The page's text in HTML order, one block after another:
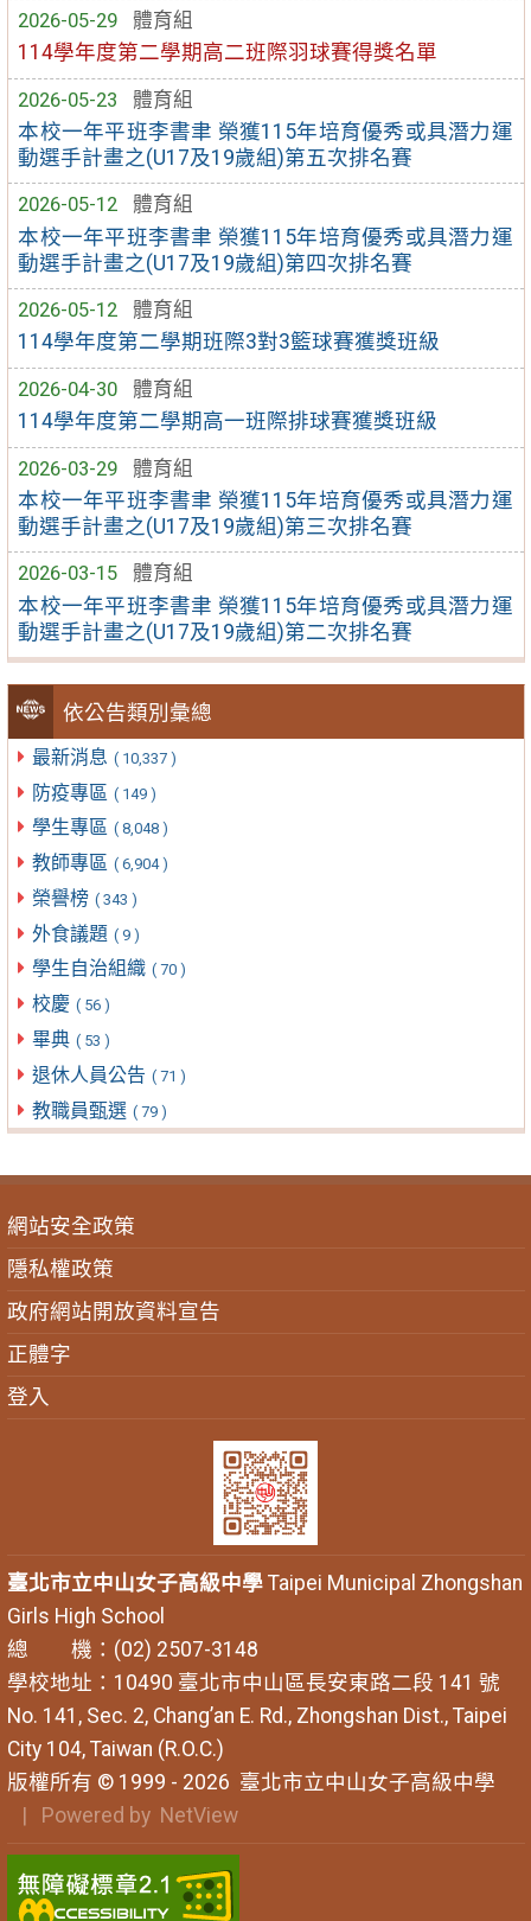
2026-05-29
體育組
114學年度第二學期高二班際羽球賽得獎名單
2026-05-23
體育組
本校一年平班李書聿 榮獲115年培育優秀或具潛力運
動選手計畫之(U17及19歲組)第五次排名賽
2026-05-12
體育組
本校一年平班李書聿 榮獲115年培育優秀或具潛力運
動選手計畫之(U17及19歲組)第四次排名賽
2026-05-12
體育組
114學年度第二學期班際3對3籃球賽獲獎班級
2026-04-30
體育組
114學年度第二學期高一班際排球賽獲獎班級
2026-03-29
體育組
本校一年平班李書聿 榮獲115年培育優秀或具潛力運
動選手計畫之(U17及19歲組)第三次排名賽
2026-03-15
體育組
本校一年平班李書聿 榮獲115年培育優秀或具潛力運
動選手計畫之(U17及19歲組)第二次排名賽
依公告類別彙總
最新消息 ( 10,337 )
防疫專區 ( 149 )
學生專區 ( 8,048 )
教師專區 ( 6,904 )
榮譽榜 ( 343 )
外食議題 ( 9 )
學生自治組織 ( 70 )
校慶 ( 56 )
畢典 ( 53 )
退休人員公告 ( 71 )
教職員甄選 ( 79 )
網站安全政策
隱私權政策
政府網站開放資料宣告
正體字
登入
臺北市立中山女子高級中學Taipei Municipal Zhongshan
Girls High School
總 機：(02) 2507-3148
學校地址：10490 臺北市中山區長安東路二段 141 號
No. 141, Sec. 2, Chang’an E. Rd., Zhongshan Dist., Taipei
City 104, Taiwan (R.O.C.)
版權所有 © 1999 - 2026 臺北市立中山女子高級中學
| Powered by NetView